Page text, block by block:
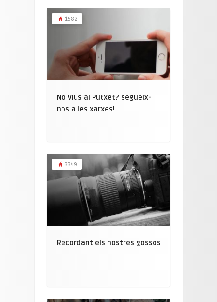
1582
No vius al Putxet? segueix-
nos a les xarxes!
3349
Recordant els nostres gossos